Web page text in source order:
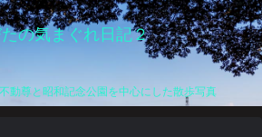
の気まぐれ日記２
動尊と昭和記念公園を中心にした散歩写真